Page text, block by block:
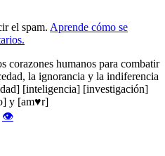
el spam. Aprende cómo se
corazones humanos para combatir
la ignorancia y la indiferencia
[inteligencia] [investigación]
y [am♥r]
👁